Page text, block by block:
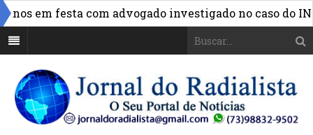
festa com advogado investigado no caso do INSS »